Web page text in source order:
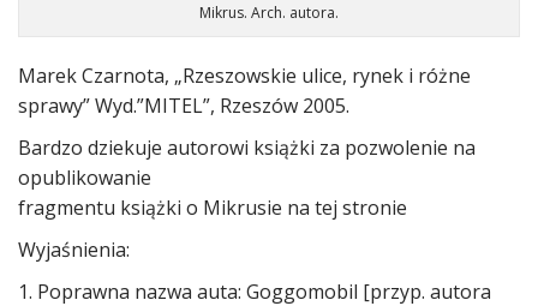
Mikrus. Arch. autora.
Marek Czarnota, „Rzeszowskie ulice, rynek i różne
sprawy” Wyd.”MITEL”, Rzeszów 2005.
Bardzo dziekuje autorowi książki za pozwolenie na
opublikowanie
fragmentu książki o Mikrusie na tej stronie
Wyjaśnienia:
1. Poprawna nazwa auta: Goggomobil [przyp. autora